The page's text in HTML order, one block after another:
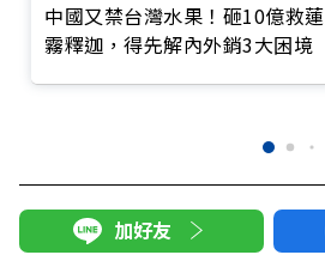
中國又禁台灣水果！砸10億救蓮
霧釋迦，得先解內外銷3大困境
加好友